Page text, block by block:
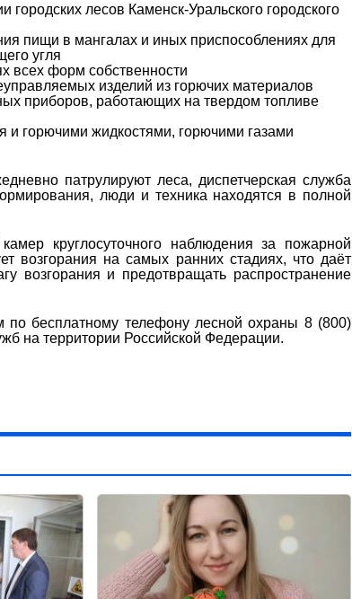
лесов Каменск-Уральского городского
пищи в мангалах и иных приспособлениях для
угля
всех форм собственности
изделий из горючих материалов
приборов, работающих на твердом топливе
горючими жидкостями, горючими газами
патрулируют леса, диспетчерская служба
люди и техника находятся в полной
круглосуточного наблюдения за пожарной
возгорания на самых ранних стадиях, что даёт
возгорания и предотвращать распространение
по бесплатному телефону лесной охраны 8 (800)
на территории Российской Федерации.